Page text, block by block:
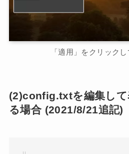
「適用」をクリック
(2)config.txtを編集して
る場合 (2021/8/21追記)